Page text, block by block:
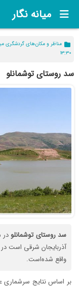
میانه نگار
مناظر و مکان‌های گردشگری
۱۳:۳۰
سد روستای توشمانلو
سد روستای توشمانلودر
آذربایجان شرقی است
واقع شده‌است.